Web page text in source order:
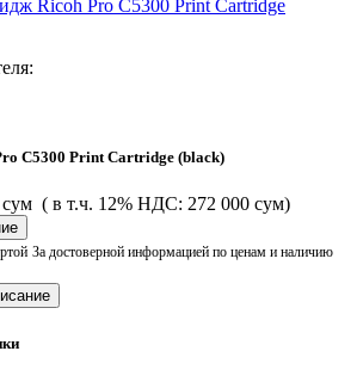
C5300 Print Cartridge (black)
сум ( в т.ч. 12% НДС: 272 000 сум)
За достоверной информацией по ценам и наличию